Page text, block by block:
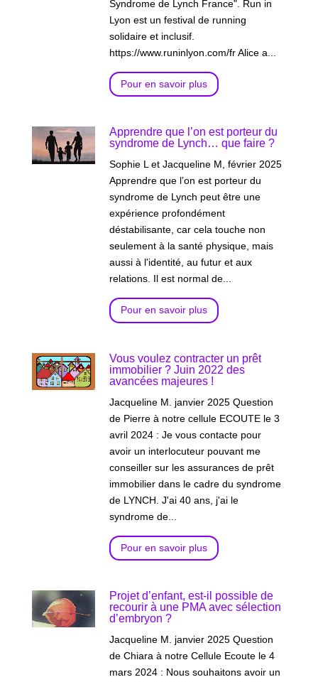
Syndrome de Lynch France". Run in
Lyon est un festival de running
solidaire et inclusif.
https://www.runinlyon.com/fr Alice a...
Pour en savoir plus
Apprendre que l’on est porteur du
syndrome de Lynch… que faire ?
Sophie L et Jacqueline M, février 2025
Apprendre que l’on est porteur du
syndrome de Lynch peut être une
expérience profondément
déstabilisante, car cela touche non
seulement à la santé physique, mais
aussi à l'identité, au futur et aux
relations. Il est normal de...
Pour en savoir plus
Vous voulez contracter un prêt
immobilier ? Juin 2022 des
avancées majeures !
Jacqueline M. janvier 2025 Question
de Pierre à notre cellule ECOUTE le 3
avril 2024 : Je vous contacte pour
avoir un interlocuteur pouvant me
conseiller sur les assurances de prêt
immobilier dans le cadre du syndrome
de LYNCH. J'ai 40 ans, j'ai le
syndrome de...
Pour en savoir plus
Projet d’enfant, est-il possible de
recourir à une PMA avec sélection
d’embryon ?
Jacqueline M. janvier 2025 Question
de Chiara à notre Cellule Ecoute le 4
mars 2024 : Nous souhaitons avoir un